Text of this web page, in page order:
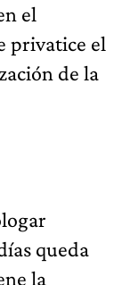
el
privatice el
de la
queda
la